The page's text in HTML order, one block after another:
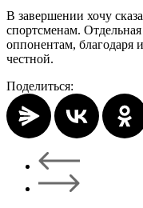
В завершении хочу
спортсменам.
оппонентам, благодаря
честной.
Поделиться: